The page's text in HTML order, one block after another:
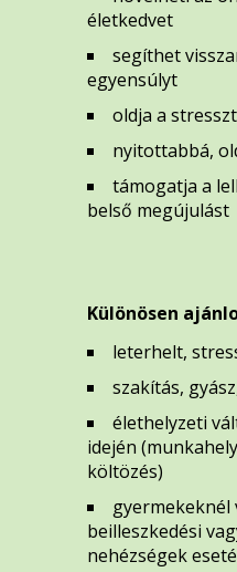
életkedvet
segíthet
egyensúlyt
oldja a
nyitottabbá,
támogatja a
belső megújulást
Különösen
leterhelt,
szakítás,
élethelyzeti
idején
költözés)
gyermekeknél
beilleszkedési
nehézségek